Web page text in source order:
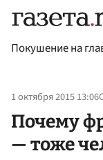
Покушение на
1 октября 2015 13:06
Почему
— тоже